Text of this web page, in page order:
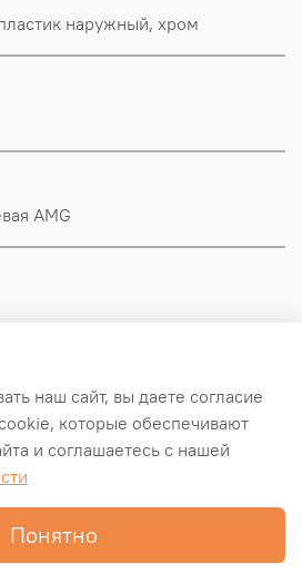
наружный, хром
AMG
наш сайт, вы даете согласие
которые обеспечивают
и соглашаетесь с нашей
Понятно